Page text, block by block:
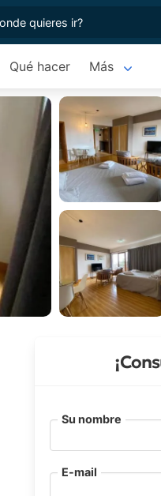
Qué hacer Más
Su nombre
E-mail